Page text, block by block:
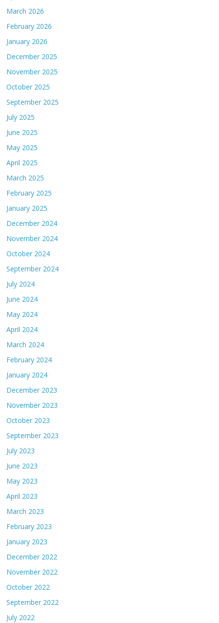
March 2026
February 2026
January 2026
December 2025
November 2025
October 2025
September 2025
July 2025
June 2025
May 2025
April 2025
March 2025
February 2025
January 2025
December 2024
November 2024
October 2024
September 2024
July 2024
June 2024
May 2024
April 2024
March 2024
February 2024
January 2024
December 2023
November 2023
October 2023
September 2023
July 2023
June 2023
May 2023
April 2023
March 2023
February 2023
January 2023
December 2022
November 2022
October 2022
September 2022
July 2022